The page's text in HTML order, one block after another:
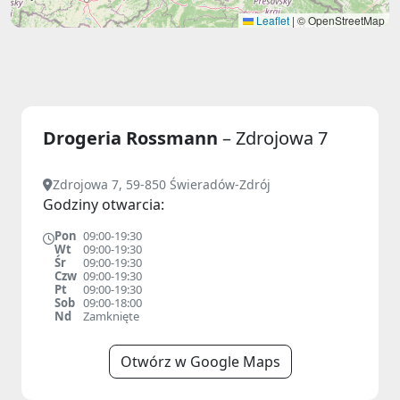
Leaflet | © OpenStreetMap
Drogeria Rossmann – Zdrojowa 7
Zdrojowa 7, 59-850 Świeradów-Zdrój
Godziny otwarcia:
Pon 09:00-19:30
Wt
09:00-19:30
Śr
09:00-19:30
Czw 09:00-19:30
Pt
09:00-19:30
Sob 09:00-18:00
Nd
Zamknięte
Otwórz w Google Maps